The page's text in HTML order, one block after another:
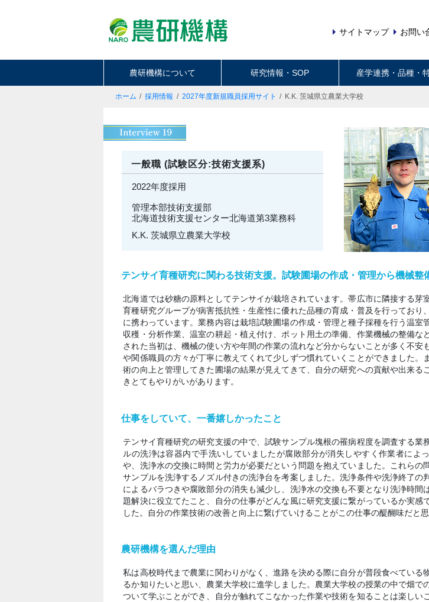
サイトマップ お問い
農研機構について 研究情報・SOP 産学連携・品種・
ホーム 採用情報 2027年度新規職員採用サイト K.K. 茨城県立農業大学校
一般職 (試験区分:技術支援系)
2022年度採用
管理本部技術支援部
北海道技術支援センター北海道第3業務科
K.K. 茨城県立農業大学校
テンサイ育種研究に関わる技術支援。試験圃場の作成・管理から機械整
北海道では砂糖の原料としてテンサイが栽培されています。帯広市に隣接する芽
育種研究グループが病害抵抗性・生産性に優れた品種の育成・普及を行っており
に携わっています。業務内容は栽培試験圃場の作成・管理と種子採種を行う温室
収穫・分析作業、温室の耕起・植え付け、ポット用土の準備、作業機械の整備な
された当初は、機械の使い方や年間の作業の流れなど分からないことが多く不安
や関係職員の方々が丁寧に教えてくれて少しずつ慣れていくことができました。
術の向上と管理してきた圃場の結果が見えてきて、自分の研究への貢献や出来る
きとてもやりがいがあります。
仕事をしていて、一番嬉しかったこと
テンサイ育種研究の研究支援の中で、試験サンプル塊根の罹病程度を調査する業
ルの洗浄は容器内で手洗いしていましたが腐敗部分が消失しやすく作業者によ
や、洗浄水の交換に時間と労力が必要だという問題を抱えていました。これらの
サンプルを洗浄するノズル付きの洗浄台を考案しました。洗浄条件や洗浄終了の
によるバラつきや腐敗部分の消失も減少し、洗浄水の交換も不要となり洗浄時間
題解決に役立てたこと、自分の仕事がどんな風に研究支援に繋がっているか実感
した。自分の作業技術の改善と向上に繋げていけることがこの仕事の醍醐味だと思
農研機構を選んだ理由
私は高校時代まで農業に関わりがなく、進路を決める際に自分が普段食べている
るか知りたいと思い、農業大学校に進学しました。農業大学校の授業の中で畑で
ついて学ぶことができ、自分が触れてこなかった作業や技術を知ることは楽しい